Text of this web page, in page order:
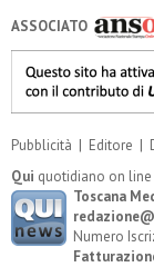
ASSOCIATO
Pubblicità | Editore |
Qui quotidiano on
Toscana
Numero